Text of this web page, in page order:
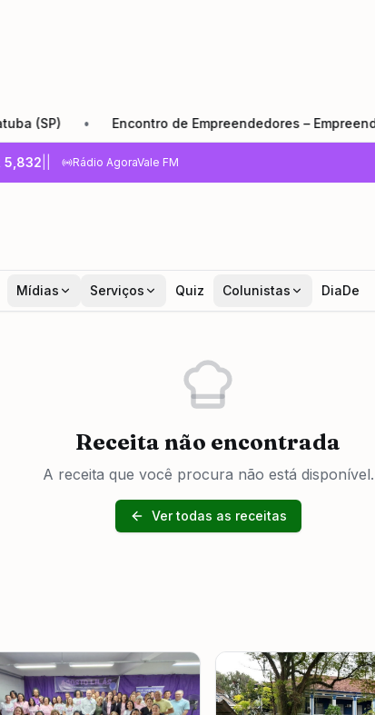
• Encontro de Empreendedores – Empreender
5,832 Rádio AgoraVale FM
Mídias Serviços Quiz Colunistas DiaDe
Receita não encontrada
A receita que você procura não está disponível.
Ver todas as receitas